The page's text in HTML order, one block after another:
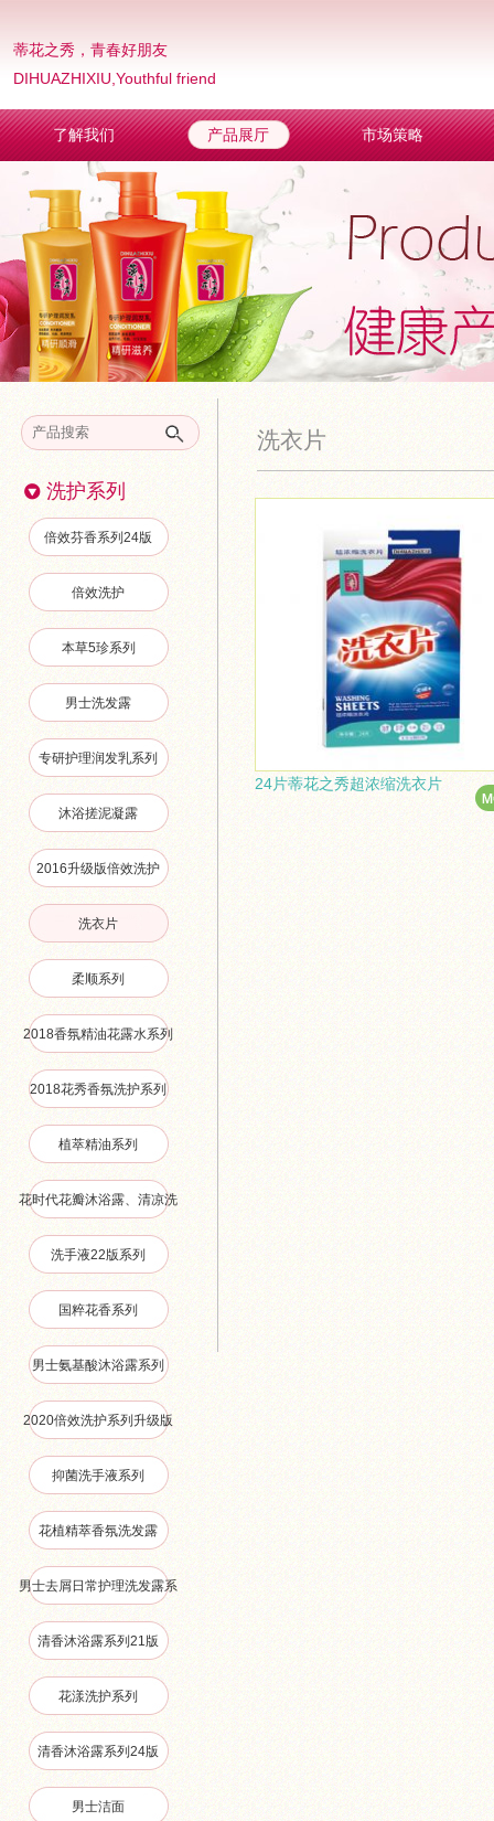
蒂花之秀，青春好朋友
DIHUAZHIXIU,Youthful friend
了解我们 产品展厅 市场策略
洗护系列
倍效芬香系列24版
倍效洗护
本草5珍系列
男士洗发露
专研护理润发乳系列
沐浴搓泥凝露
2016升级版倍效洗护
洗衣片
柔顺系列
2018香氛精油花露水系列
2018花秀香氛洗护系列
植萃精油系列
花时代花瓣沐浴露、清凉洗
沐、抑菌洗手液系列
洗手液22版系列
国粹花香系列
男士氨基酸沐浴露系列
2020倍效洗护系列升级版
抑菌洗手液系列
花植精萃香氛洗发露
男士去屑日常护理洗发露系
列
清香沐浴露系列21版
花漾洗护系列
清香沐浴露系列24版
男士洁面
洗衣片
24片蒂花之秀超浓缩洗衣片